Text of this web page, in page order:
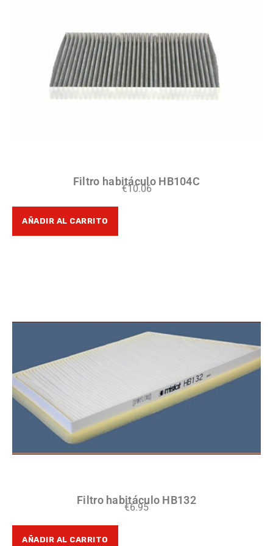
Filtro habitáculo HB104C
€10.06
AÑADIR AL CARRITO
Filtro habitáculo HB132
€6.95
AÑADIR AL CARRITO